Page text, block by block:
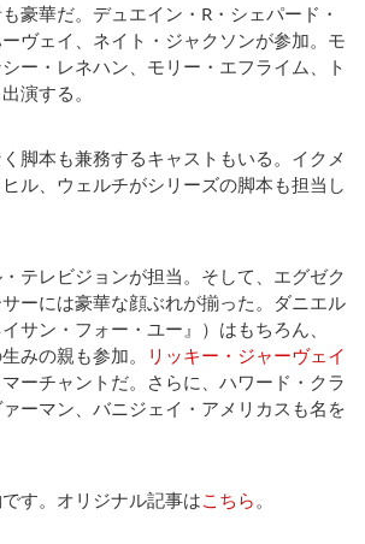
豪華だ。デュエイン・R・シェパード・
ヴェイ、ネイト・ジャクソンが参加。モ
ー・レネハン、モリー・エフライム、ト
演する。
脚本も兼務するキャストもいる。イクメ
ル、ウェルチがシリーズの脚本も担当し
テレビジョンが担当。そして、エグゼク
ーには豪華な顔ぶれが揃った。ダニエル
サン・フォー・ユー』）はもちろん、
みの親も参加。
リッキー・ジャーヴェイ
ーチャントだ。さらに、ハワード・クラ
ーマン、バニジェイ・アメリカスも名を
す。オリジナル記事はこちら。